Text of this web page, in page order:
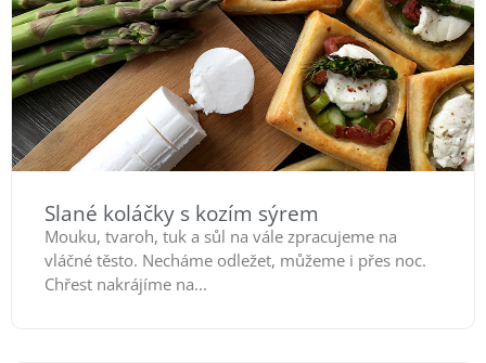
Slané koláčky s kozím sýrem
Mouku, tvaroh, tuk a sůl na vále zpracujeme na
vláčné těsto. Necháme odležet, můžeme i přes noc.
Chřest nakrájíme na...